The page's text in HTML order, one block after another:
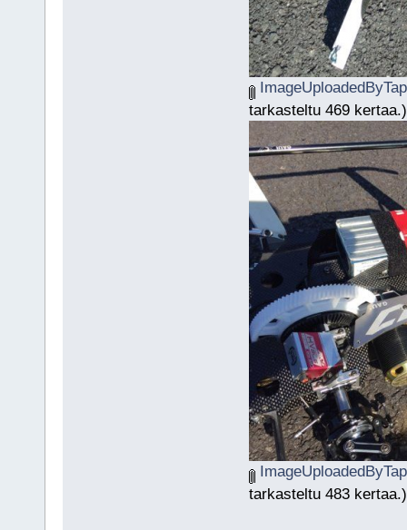
tarkasteltu 469 kertaa.)
tarkasteltu 483 kertaa.)